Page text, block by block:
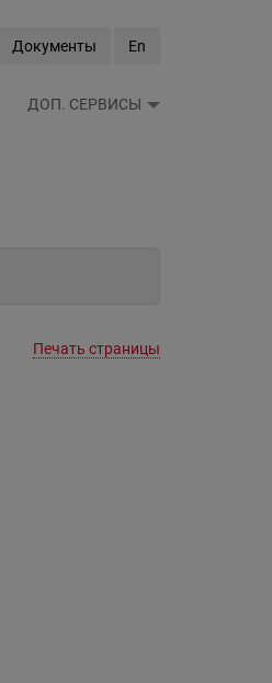
Документы En
ДОП. СЕРВИСЫ
Печать страницы